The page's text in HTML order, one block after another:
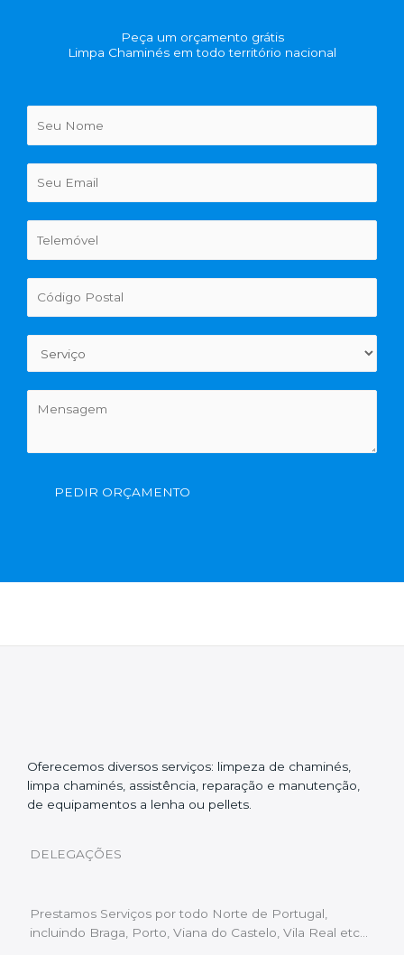
Peça um orçamento grátis
Limpa Chaminés em todo território nacional
PEDIR ORÇAMENTO
Oferecemos diversos serviços: limpeza de chaminés,
limpa chaminés, assistência, reparação e manutenção,
de equipamentos a lenha ou pellets.
DELEGAÇÕES
Prestamos Serviços por todo Norte de Portugal,
incluindo Braga, Porto, Viana do Castelo, Vila Real etc…